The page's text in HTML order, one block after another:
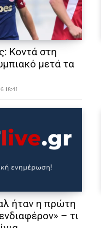
Κοντά στη
μετά τα
18:41
ήταν η πρώτη
– τι